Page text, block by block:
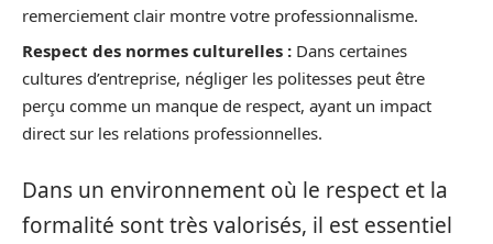
remerciement clair montre votre professionnalisme.
Respect des normes culturelles : Dans certaines
cultures d’entreprise, négliger les politesses peut être
perçu comme un manque de respect, ayant un impact
direct sur les relations professionnelles.
Dans un environnement où le respect et la
formalité sont très valorisés, il est essentiel